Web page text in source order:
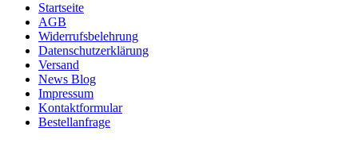
Startseite
AGB
Widerrufsbelehrung
Datenschutzerklärung
Versand
News Blog
Impressum
Kontaktformular
Bestellanfrage